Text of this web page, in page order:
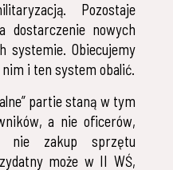
Pozostaje
dostarczenie nowych
systemie. Obiecujemy
i ten system obalić.
partie staną w tym
a nie oficerów,
zakup sprzętu
może w II WŚ,